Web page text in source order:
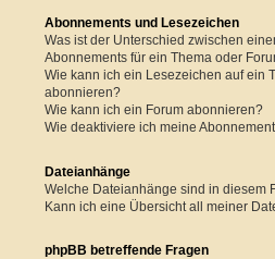
Abonnements und Lesezeichen
Was ist der Unterschied zwischen
Abonnements für ein Thema oder
Wie kann ich ein Lesezeichen auf ein
abonnieren?
Wie kann ich ein Forum abonnieren?
Wie deaktiviere ich meine
Dateianhänge
Welche Dateianhänge sind in diesem
Kann ich eine Übersicht all meiner
phpBB betreffende Fragen